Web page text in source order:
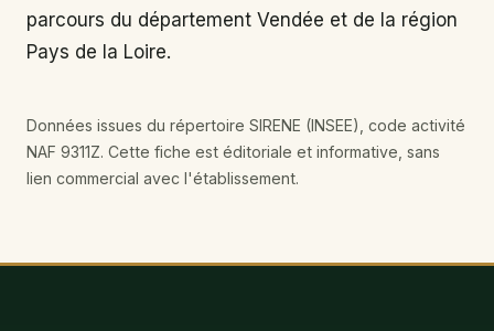
parcours du département Vendée et de la région
Pays de la Loire.
Données issues du répertoire SIRENE (INSEE), code activité
NAF 9311Z. Cette fiche est éditoriale et informative, sans
lien commercial avec l'établissement.